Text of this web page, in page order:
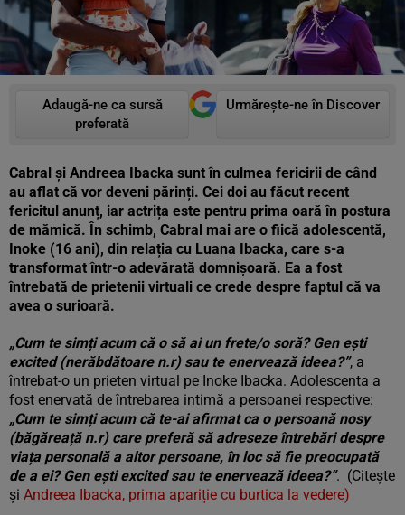
Adaugă-ne ca sursă
preferată
Urmărește-ne în Discover
Cabral și Andreea Ibacka sunt în culmea fericirii de când
au aflat că vor deveni părinți. Cei doi au făcut recent
fericitul anunț, iar actrița este pentru prima oară în postura
de mămică. În schimb, Cabral mai are o fiică adolescentă,
Inoke (16 ani), din relația cu Luana Ibacka, care s-a
transformat într-o adevărată domnișoară. Ea a fost
întrebată de prietenii virtuali ce crede despre faptul că va
avea o surioară.
„Cum te simți acum că o să ai un frete/o soră? Gen ești
excited (nerăbdătoare n.r) sau te enervează ideea?”, a
întrebat-o un prieten virtual pe Inoke Ibacka. Adolescenta a
fost enervată de întrebarea intimă a persoanei respective:
„Cum te simți acum că te-ai afirmat ca o persoană nosy
(băgăreață n.r) care preferă să adreseze întrebări despre
viața personală a altor persoane, în loc să fie preocupată
de a ei? Gen ești excited sau te enervează ideea?”. (Citește
și Andreea Ibacka, prima apariție cu burtica la vedere)